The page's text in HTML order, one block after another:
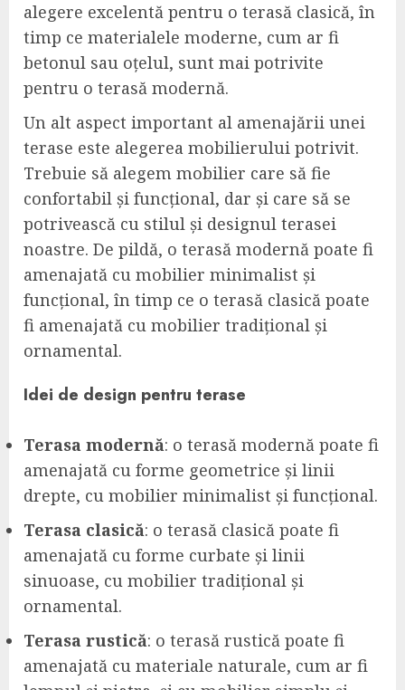
alegere excelentă pentru o terasă clasică, în
timp ce materialele moderne, cum ar fi
betonul sau oțelul, sunt mai potrivite
pentru o terasă modernă.
Un alt aspect important al amenajării unei
terase este alegerea mobilierului potrivit.
Trebuie să alegem mobilier care să fie
confortabil și funcțional, dar și care să se
potrivească cu stilul și designul terasei
noastre. De pildă, o terasă modernă poate fi
amenajată cu mobilier minimalist și
funcțional, în timp ce o terasă clasică poate
fi amenajată cu mobilier tradițional și
ornamental.
Idei de design pentru terase
Terasa modernă: o terasă modernă poate fi
amenajată cu forme geometrice și linii
drepte, cu mobilier minimalist și funcțional.
Terasa clasică: o terasă clasică poate fi
amenajată cu forme curbate și linii
sinuoase, cu mobilier tradițional și
ornamental.
Terasa rustică: o terasă rustică poate fi
amenajată cu materiale naturale, cum ar fi